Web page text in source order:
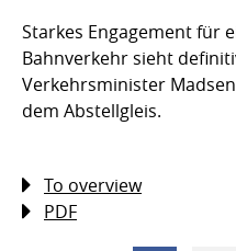
Starkes Engagement für
Bahnverkehr sieht
Verkehrsminister
dem Abstellgleis.
To overview
PDF